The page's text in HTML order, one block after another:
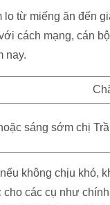
lo từ miếng ăn đến
cách mạng, cán
nay.
sáng sớm chị
không chịu khó,
cho các cụ như